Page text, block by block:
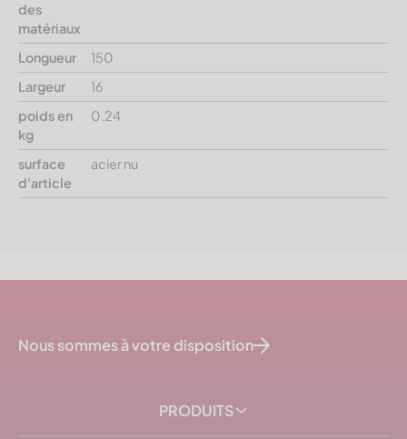
des
matériaux
Longueur
150
Largeur
16
poids en
kg
0.24
surface
d'article
acier nu
Nous sommes à votre disposition
PRODUITS